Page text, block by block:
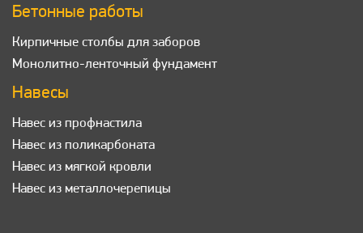
Бетонные работы
Кирпичные столбы для заборов
Монолитно-ленточный фундамент
Навесы
Навес из профнастила
Навес из поликарбоната
Навес из мягкой кровли
Навес из металлочерепицы